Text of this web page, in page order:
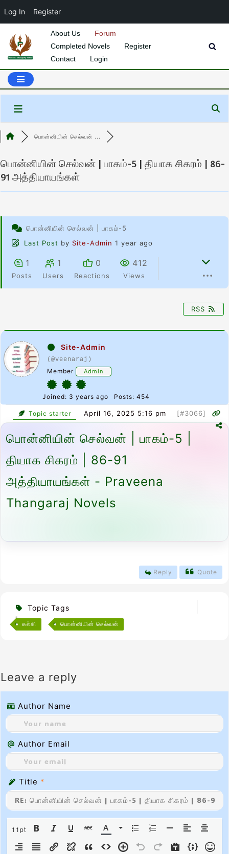
Log In Register
Skip
content
About Us
Forum
Completed Novels
Register
Contact
Login
பொன்னியின் செல்வன் ...
பொன்னியின் செல்வன் | பாகம்-5 | தியாக சிகரம் | 86-
91 அத்தியாயங்கள்
பொன்னியின் செல்வன் | பாகம்-5
Last Post by Site-Admin 1 year ago
1
Posts
1
Users
0
Reactions
412
Views
RSS
Site-Admin
(@veenaraj)
Member Admin
Joined: 3 years ago Posts: 454
Topic starter April 16, 2025 5:16 pm [#3066]
பொன்னியின் செல்வன் | பாகம்-5 |
தியாக சிகரம் | 86-91
அத்தியாயங்கள் - Praveena
Thangaraj Novels
Reply Quote
Topic Tags
கல்கி பொன்னியின் செல்வன்
Leave a reply
Author Name
Author Email
Title *
11pt